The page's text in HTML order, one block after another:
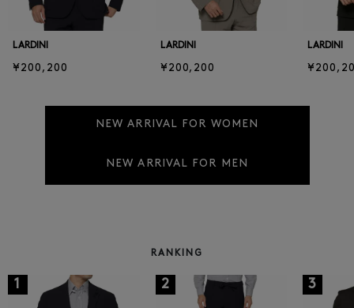
LARDINI
¥200,200
LARDINI
¥200,200
LARDINI
NEW ARRIVAL FOR WOMEN
NEW ARRIVAL FOR MEN
RANKING
1 2 3